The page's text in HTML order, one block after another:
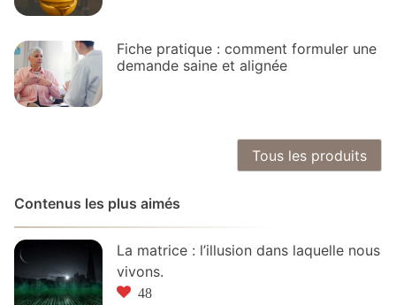
Fiche pratique : comment formuler une
demande saine et alignée
Tous les produits
Contenus les plus aimés
La matrice : l’illusion dans laquelle nous
vivons.
48